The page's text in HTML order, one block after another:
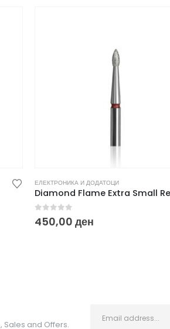
ЕЛЕКТРОНИКА И ДОДАТОЦИ
Diamond Flame Extra Small
out of 5
450,00 ден
Sales and Offers.